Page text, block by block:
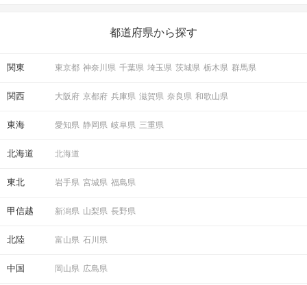
の楽しいことアイデアを集めました♪ いままさに楽しいことを探し
都道府県から探す
関東 東京都 神奈川県 千葉県 埼玉県 茨城県 栃木県 群馬県
関西 大阪府 京都府 兵庫県 滋賀県 奈良県 和歌山県
東海 愛知県 静岡県 岐阜県 三重県
北海道 北海道
東北 岩手県 宮城県 福島県
甲信越 新潟県 山梨県 長野県
北陸 富山県 石川県
中国 岡山県 広島県